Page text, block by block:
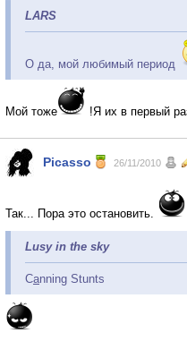
LARS
О да, мой любимый период
Мой тоже !Я их в первый
Picasso 26/11/2010
Так... Пора это остановить.
Lusy in the sky
Canning Stunts